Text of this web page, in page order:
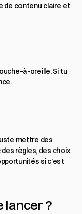
de contenu claire et
à-oreille. Si tu
mettre des
règles, des choix
si c’est
lancer ?